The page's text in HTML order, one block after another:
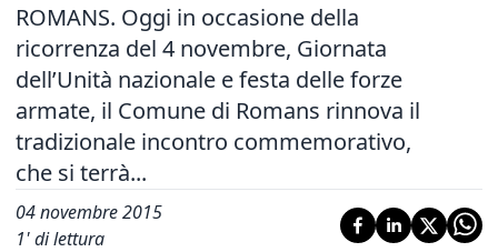
ROMANS. Oggi in occasione della
ricorrenza del 4 novembre, Giornata
dell’Unità nazionale e festa delle forze
armate, il Comune di Romans rinnova il
tradizionale incontro commemorativo,
che si terrà...
04 novembre 2015
1' di lettura